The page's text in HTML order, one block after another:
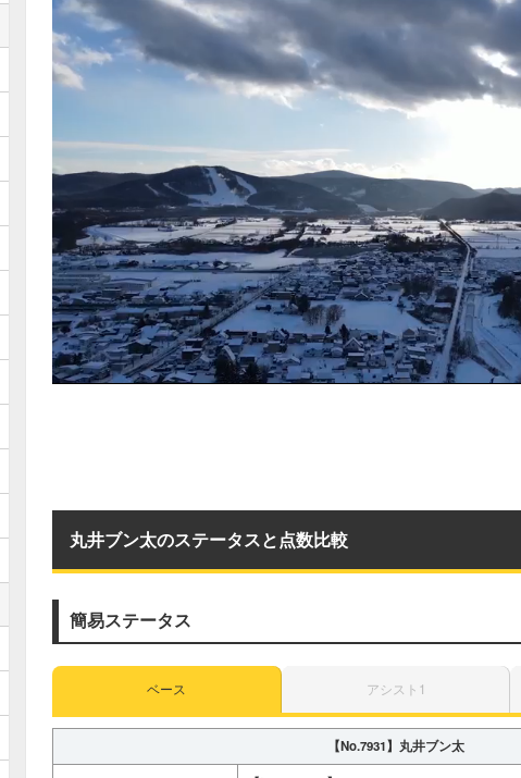
丸井ブン太のステータスと点数比較
簡易ステータス
ベース アシスト1
【No.7931】 丸井ブン太